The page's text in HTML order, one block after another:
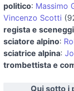
politico: Massimo
Vincenzo Scotti
regista e
sciatore alpino:
sciatrice alpina:
trombettista e
Qui sotto i